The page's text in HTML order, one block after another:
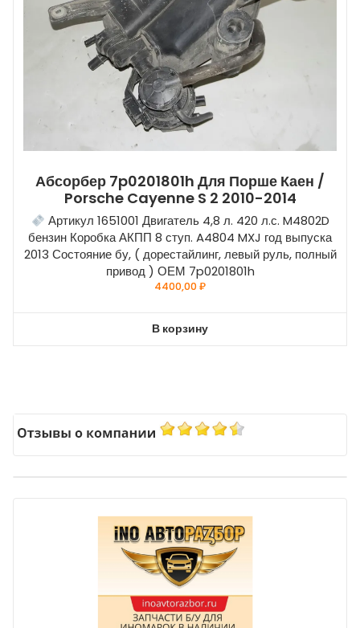
Абсорбер 7p0201801h Для Порше Каен /
Porsche Cayenne S 2 2010-2014
Артикул 1651001 Двигатель 4,8 л. 420 л.с. M4802D
бензин Коробка АКПП 8 ступ. A4804 MXJ год выпуска
2013 Состояние бу, ( дорестайлинг, левый руль, полный
привод ) ОЕМ 7p0201801h
4400,00₽
В корзину